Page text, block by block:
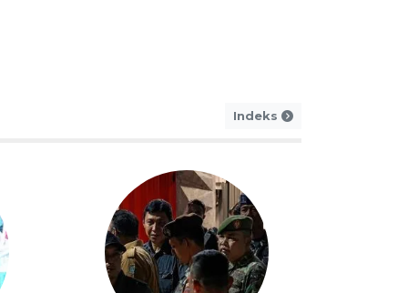
Indeks